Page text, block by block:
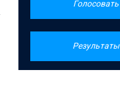
Голосовать
Результаты